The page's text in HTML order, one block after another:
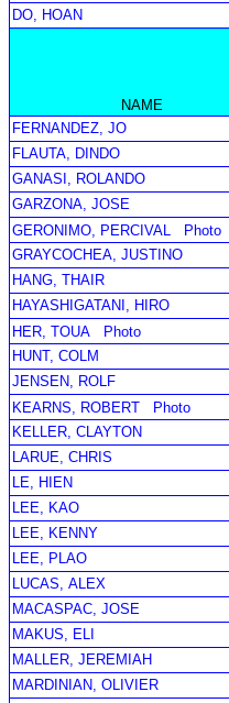
DO, HOAN
NAME
FERNANDEZ, JO
FLAUTA, DINDO
GANASI, ROLANDO
GARZONA, JOSE
GERONIMO, PERCIVAL
Photo
GRAYCOCHEA, JUSTINO
HANG, THAIR
HAYASHIGATANI, HIRO
HER, TOUA
Photo
HUNT, COLM
JENSEN, ROLF
KEARNS, ROBERT
Photo
KELLER, CLAYTON
LARUE, CHRIS
LE, HIEN
LEE, KAO
LEE, KENNY
LEE, PLAO
LUCAS, ALEX
MACASPAC, JOSE
MAKUS, ELI
MALLER, JEREMIAH
MARDINIAN, OLIVIER